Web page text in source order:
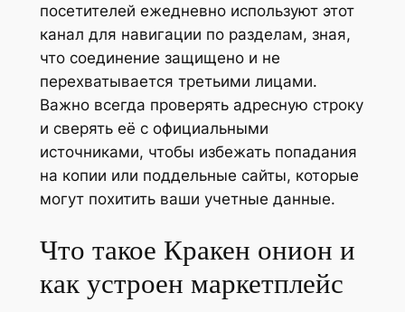
посетителей ежедневно используют этот
канал для навигации по разделам, зная,
что соединение защищено и не
перехватывается третьими лицами.
Важно всегда проверять адресную строку
и сверять её с официальными
источниками, чтобы избежать попадания
на копии или поддельные сайты, которые
могут похитить ваши учетные данные.
Что такое Кракен онион и
как устроен маркетплейс